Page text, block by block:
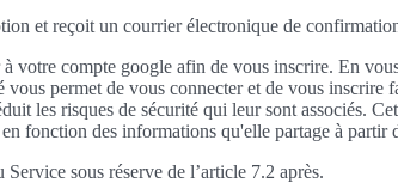
et reçoit un courrier électronique de
compte google afin de vous inscrire. En
permet de vous connecter et de vous inscrire
les risques de sécurité qui leur sont associés.
fonction des informations qu'elle partage à partir
sous réserve de l’article 7.2 après.